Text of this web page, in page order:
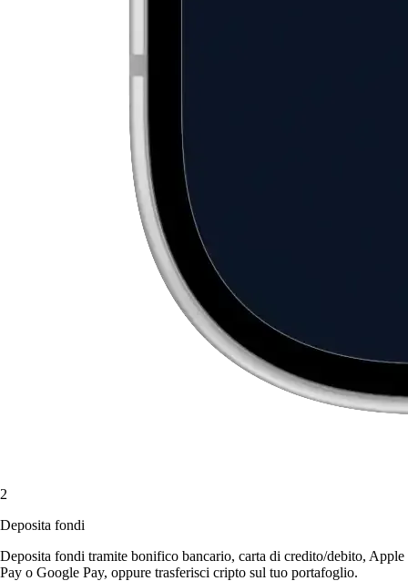
2
Deposita fondi
Deposita fondi tramite bonifico bancario, carta di credito/debito, Apple
Pay o Google Pay, oppure trasferisci cripto sul tuo portafoglio.